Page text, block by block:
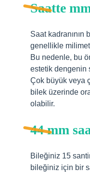
Saatte
Saat kadranının
genellikle
Bu nedenle, bu
estetik dengenin
Çok büyük veya
bilek üzerinde
olabilir.
44 mm
Bileğiniz 15
bileğiniz için bir